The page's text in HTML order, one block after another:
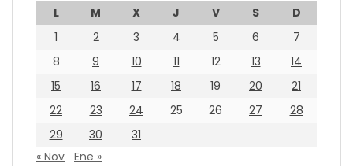
L M X J V S
D
1
2 3 4 5 6
7
8
9 10 11 12 13
14
15
16 17 18 19 20
21
22
23 24 25 26 27
28
29
30
31
« Nov Ene »